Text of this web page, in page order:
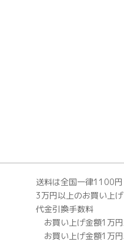
送料は全国一律1100円
3万円以上のお買い上
代金引換手数料
お買い上げ金額1万
お買い上げ金額1万